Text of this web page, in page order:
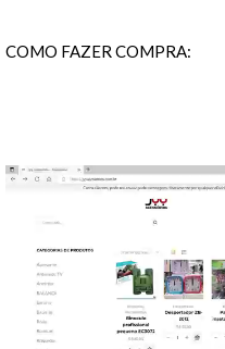
COMO FAZER COMPRA: